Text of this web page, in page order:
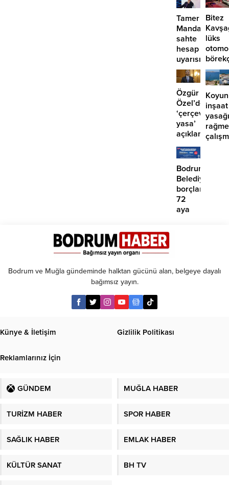
Tamer
sahte
hesap
uyarısı
Bitez
lüks
girdi:
2
Özgür
Özel’den
‘çerçeve
yasa’
açıklaması:
‘İmza
atma
çabamız
yok’
inşaat
Bodrum
borçlara
72
aya
Bodrum ve Muğla gündeminde halktan gücünü alan, belgeye dayalı
bağımsız yayın.
Künye & İletişim Gizlilik Politikası
Reklamlarınız İçin
GÜNDEM MUĞLA HABER
TURİZM HABER SPOR HABER
SAĞLIK HABER EMLAK HABER
KÜLTÜR SANAT BH TV